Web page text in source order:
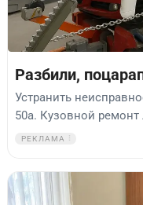
Разбили,
Устранить
50а. Кузовной
РЕКЛАМА